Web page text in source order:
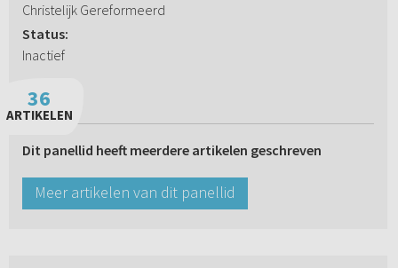
Christelijk Gereformeerd
Status:
Inactief
36
ARTIKELEN
Dit panellid heeft meerdere artikelen geschreven
Meer artikelen van dit panellid